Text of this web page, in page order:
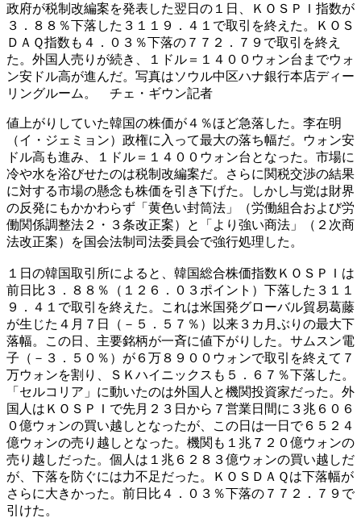
政府が税制改編案を発表した翌日の１日、ＫＯＳＰＩ指数が
３．８８％下落した３１１９．４１で取引を終えた。ＫＯＳ
ＤＡＱ指数も４．０３％下落の７７２．７９で取引を終え
た。外国人売りが続き、１ドル＝１４００ウォン台までウォ
ン安ドル高が進んだ。写真はソウル中区ハナ銀行本店ディー
リングルーム。 チェ・ギウン記者
値上がりしていた韓国の株価が４％ほど急落した。李在明
（イ・ジェミョン）政権に入って最大の落ち幅だ。ウォン安
ドル高も進み、１ドル＝１４００ウォン台となった。市場に
冷や水を浴びせたのは税制改編案だ。さらに関税交渉の結果
に対する市場の懸念も株価を引き下げた。しかし与党は財界
の反発にもかかわらず「黄色い封筒法」（労働組合および労
働関係調整法２・３条改正案）と「より強い商法」（２次商
法改正案）を国会法制司法委員会で強行処理した。
１日の韓国取引所によると、韓国総合株価指数ＫＯＳＰＩは
前日比３．８８％（１２６．０３ポイント）下落した３１１
９．４１で取引を終えた。これは米国発グローバル貿易葛藤
が生じた４月７日（－５．５７％）以来３カ月ぶりの最大下
落幅。この日、主要銘柄が一斉に値下がりした。サムスン電
子（－３．５０％）が６万８９００ウォンで取引を終えて７
万ウォンを割り、ＳＫハイニックスも５．６７％下落した。
「セルコリア」に動いたのは外国人と機関投資家だった。外
国人はＫＯＳＰＩで先月２３日から７営業日間に３兆６０６
０億ウォンの買い越しとなったが、この日は一日で６５２４
億ウォンの売り越しとなった。機関も１兆７２０億ウォンの
売り越しだった。個人は１兆６２８３億ウォンの買い越しだ
が、下落を防ぐには力不足だった。ＫＯＳＤＡＱは下落幅が
さらに大きかった。前日比４．０３％下落の７７２．７９で
引けた。